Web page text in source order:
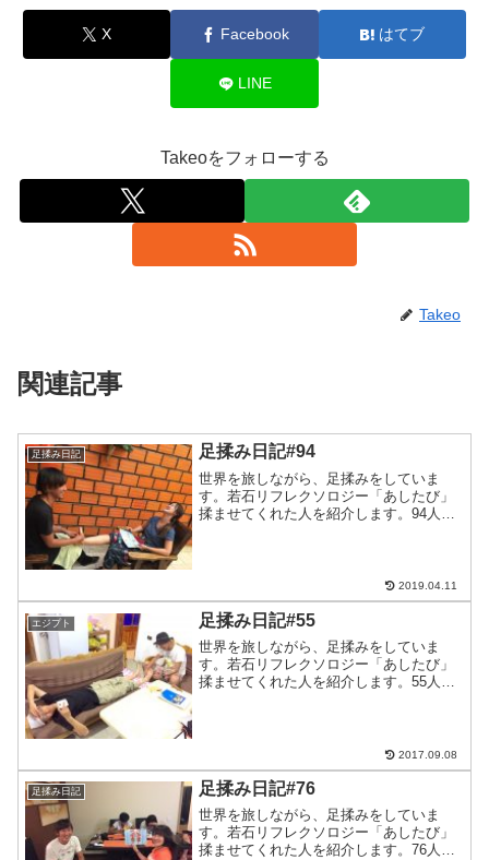
X Facebook はてブ
LINE
Takeoをフォローする
Takeo
関連記事
足揉み日記 足揉み日記#94
世界を旅しながら、足揉みをしていま
す。若石リフレクソロジー「あしたび」
揉ませてくれた人を紹介します。94人目
2019.04.11
エジプト 足揉み日記#55
世界を旅しながら、足揉みをしていま
す。若石リフレクソロジー「あしたび」
揉ませてくれた人を紹介します。55人目
2017.09.08
足揉み日記 足揉み日記#76
世界を旅しながら、足揉みをしていま
す。若石リフレクソロジー「あしたび」
揉ませてくれた人を紹介します。76人目